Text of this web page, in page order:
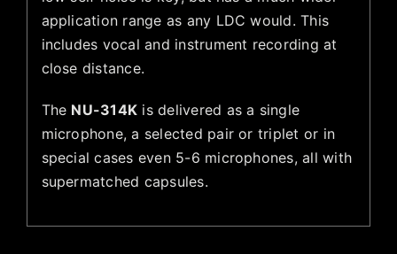
application range as any LDC would. This
includes vocal and instrument recording at
close distance.
The NU-314K is delivered as a single
microphone, a selected pair or triplet or in
special cases even 5-6 microphones, all with
supermatched capsules.